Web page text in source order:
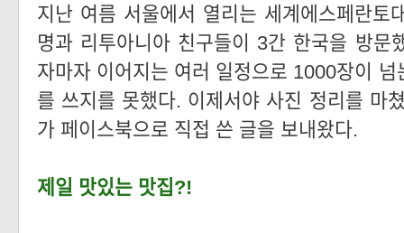
지난 여름 서울에서 열리는 세계에스페란토
명과 리투아니아 친구들이 3간 한국을 방문
자마자 이어지는 여러 일정으로 1000장이
를 쓰지를 못했다. 이제서야 사진 정리를 마
가 페이스북으로 직접 쓴 글을 보내왔다.
제일 맛있는 맛집?!